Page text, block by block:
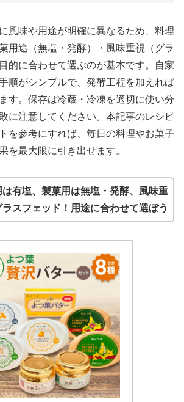
風味や用途が明確に異なるため、料理
用途（無塩・発酵）・風味重視（グラ
的に合わせて選ぶのが基本です。自家
順がシンプルで、発酵工程を加えれば
す。保存は冷蔵・冷凍を適切に使い分
に注意してください。本記事のレシピ
を参考にすれば、毎日の料理やお菓子
を最大限に引き出せます。
は有塩、製菓用は無塩・発酵、風味重
スフェッド！用途に合わせて選ぼう